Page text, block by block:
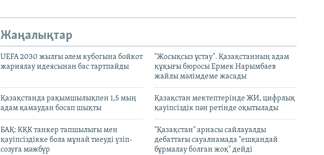
Жаңалықтар
UEFA 2030 жылғы әлем кубогына бойкот
жариялау идеясынан бас тартпайды
"Жосықсыз ұстау". Қазақстанның адам
құқығы бюросы Ермек Нарымбаев
жайлы мәлімдеме жасады
Қазақстанда рақымшылықпен 1,5 мың
адам қамаудан босап шықты
Қазақстан мектептерінде ЖИ, цифрлық
қауіпсіздік пән ретінде оқытылады
БАҚ: КҚК танкер тапшылығы мен
қауіпсіздікке бола мұнай тиеуді үзіп-
созуға мәжбүр
"Қазақстан" арнасы сайлауалды
дебаттағы сауалнамада "ешқандай
бұрмалау болған жоқ" дейді